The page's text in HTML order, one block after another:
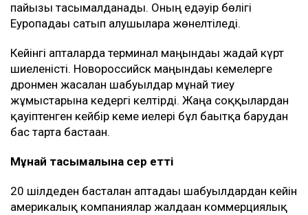
пайызы тасымалданады. Оның едәуір бөлігі
Еуропадағы сатып алушыларға жөнелтіледі.
Кейінгі апталарда терминал маңындағы жағдай күрт
шиеленісті. Новороссийск маңындағы кемелерге
дронмен жасалған шабуылдар мұнай тиеу
жұмыстарына кедергі келтірді. Жаңа соққылардан
қауіптенген кейбір кеме иелері бұл бағытқа барудан
бас тарта бастаған.
Мұнай тасымалына әсер етті
20 шілдеден басталған аптадағы шабуылдардан кейін
америкалық компаниялар жалдаған коммерциялық